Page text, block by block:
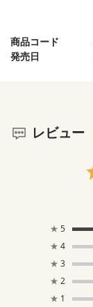
商品コード
発売日
レビュー
★ 5
★ 4
★ 3
★ 2
★ 1